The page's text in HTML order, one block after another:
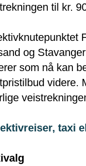
til kr.
og
som nå kan
videre.
taxi